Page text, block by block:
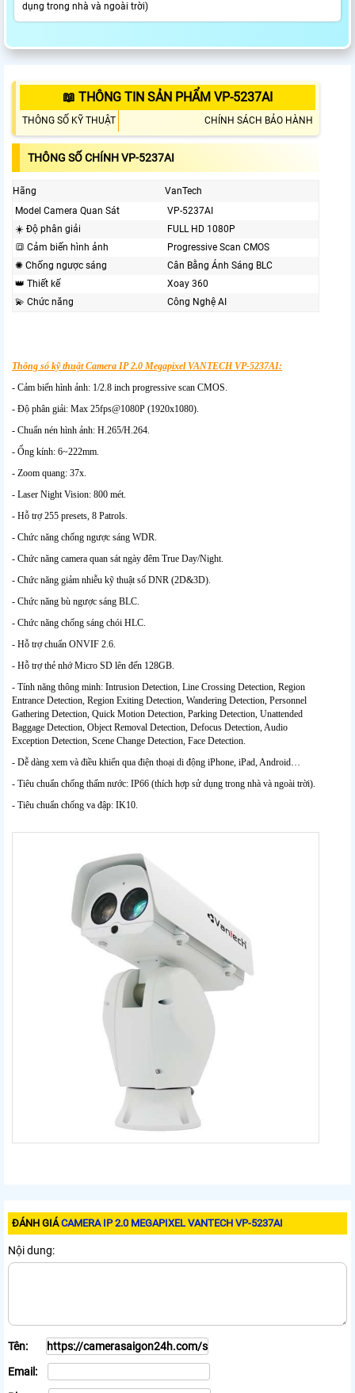
dụng trong nhà và ngoài trời)
📖 THÔNG TIN SẢN PHẨM VP-5237AI
THÔNG SỐ KỸ THUẬT CHÍNH SÁCH BẢO HÀNH
THÔNG SỐ CHÍNH VP-5237AI
Hãng
VanTech
Model Camera Quan Sát
VP-5237AI
☀️ Độ phân giải
FULL HD 1080P
🔳 Cảm biến hình ảnh
Progressive Scan CMOS
✺ Chống ngược sáng
Cân Bằng Ánh Sáng BLC
👑 Thiết kế
Xoay 360
💫 Chức năng
Công Nghệ AI
Thông số kỹ thuật Camera IP 2.0 Megapixel VANTECH VP-5237AI:
- Cảm biến hình ảnh: 1/2.8 inch progressive scan CMOS.
- Độ phân giải: Max 25fps@1080P (1920x1080).
- Chuẩn nén hình ảnh: H.265/H.264.
- Ống kính: 6~222mm.
- Zoom quang: 37x.
- Laser Night Vision: 800 mét.
- Hỗ trợ 255 presets, 8 Patrols.
- Chức năng chống ngược sáng WDR.
- Chức năng camera quan sát ngày đêm True Day/Night.
- Chức năng giảm nhiễu kỹ thuật số DNR (2D&3D).
- Chức năng bù ngược sáng BLC.
- Chức năng chống sáng chói HLC.
- Hỗ trợ chuẩn ONVIF 2.6.
- Hỗ trợ thẻ nhớ Micro SD lên đến 128GB.
- Tính năng thông minh: Intrusion Detection, Line Crossing Detection, Region
Entrance Detection, Region Exiting Detection, Wandering Detection, Personnel
Gathering Detection, Quick Motion Detection, Parking Detection, Unattended
Baggage Detection, Object Removal Detection, Defocus Detection, Audio
Exception Detection, Scene Change Detection, Face Detection.
- Dễ dàng xem và điều khiển qua điện thoại di động iPhone, iPad, Android…
- Tiêu chuẩn chống thấm nước: IP66 (thích hợp sử dụng trong nhà và ngoài trời).
- Tiêu chuẩn chống va đập: IK10.
ĐÁNH GIÁCAMERA IP 2.0 MEGAPIXEL VANTECH VP-5237AI
Nội dung:
Tên:
Email: